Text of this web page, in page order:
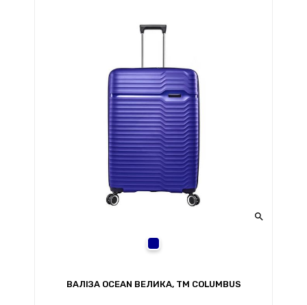

ВАЛІЗА OCEAN ВЕЛИКА, TM COLUMBUS